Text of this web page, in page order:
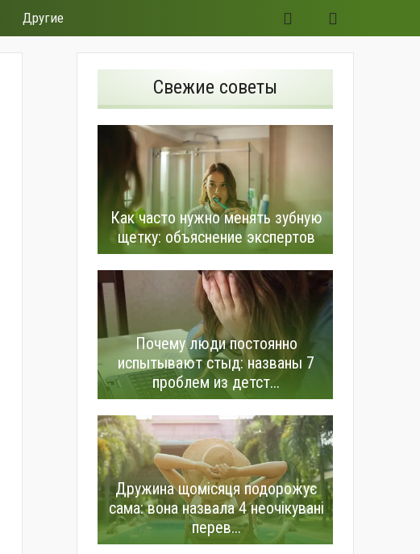
Другие
Свежие советы
Как часто нужно менять зубную
щетку: объяснение экспертов
Почему люди постоянно
испытывают стыд: названы 7
проблем из детст...
Дружина щомісяця подорожує
сама: вона назвала 4 неочікувані
перев...